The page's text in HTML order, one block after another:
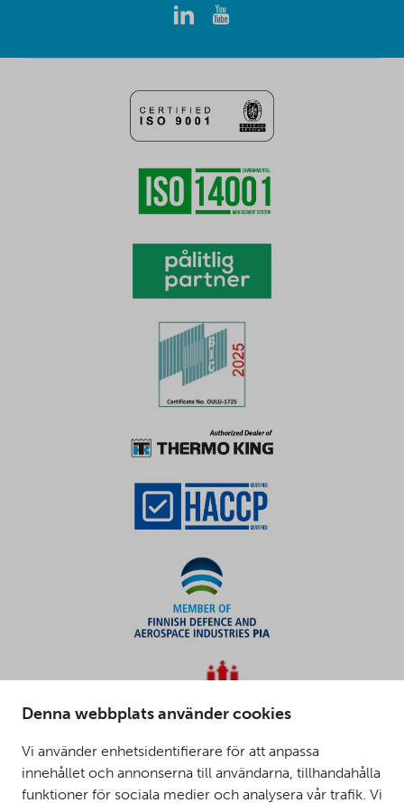
Denna webbplats använder cookies
Vi använder enhetsidentifierare för att anpassa
innehållet och annonserna till användarna, tillhandahålla
funktioner för sociala medier och analysera vår trafik. Vi